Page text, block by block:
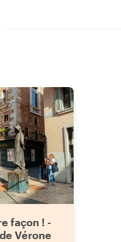
façon ! -
Vérone